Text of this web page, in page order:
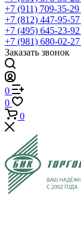
+7 (911) 709-35-29
+7 (812) 447-95-57
+7 (495) 645-23-92
+7 (981) 680-02-27
Заказать звонок
0
0
0